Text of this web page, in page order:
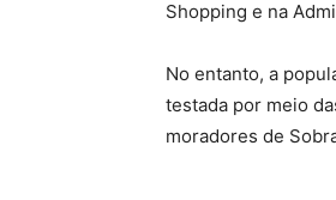
Shopping e na
No entanto, a
testada por meio
moradores de